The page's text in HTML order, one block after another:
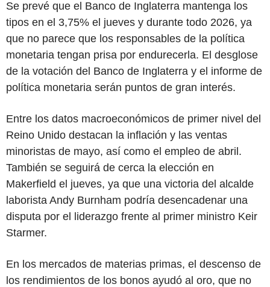
Se prevé que el Banco de Inglaterra mantenga los
tipos en el 3,75% el jueves y durante todo 2026, ya
que no parece que los responsables de la política
monetaria tengan prisa por endurecerla. El desglose
de la votación del Banco de Inglaterra y el informe de
política monetaria serán puntos de gran interés.
Entre los datos macroeconómicos de primer nivel del
Reino Unido destacan la inflación y las ventas
minoristas de mayo, así como el empleo de abril.
También se seguirá de cerca la elección en
Makerfield el jueves, ya que una victoria del alcalde
laborista Andy Burnham podría desencadenar una
disputa por el liderazgo frente al primer ministro Keir
Starmer.
En los mercados de materias primas, el descenso de
los rendimientos de los bonos ayudó al oro, que no